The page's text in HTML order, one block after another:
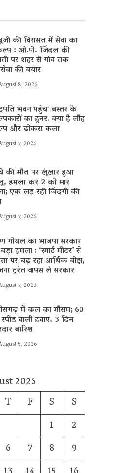
की विरासत में सेवा का
: ओ.पी. जिंदल की
पर शहर से गांव तक
की बयार
8, 2026
भवन पहुंचा बस्तर के
का हुनर, क्या है लौह
और ढोकरा कला
7, 2026
की मौत पर खूंखार हुआ
हमला कर 2 को मार
एक लड़ रही जिंदगी की
7, 2026
गोयल का भाजपा सरकार
हमला : ‘स्मार्ट मीटर’ से
पर बढ़ रहा आर्थिक बोझ,
तुरंत वापस ले सरकार
7, 2026
में कल का मौसम; 60
वाली हवाएं, 3 दिन
बारिश
5, 2026
2026
T F S
S
1
2
6 7 8
9